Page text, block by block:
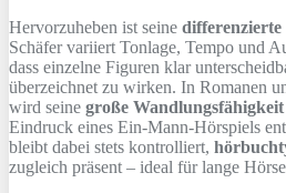
Hervorzuheben ist seine
Schäfer variiert Tonlage, Tempo und
dass einzelne Figuren klar
überzeichnet zu wirken. In Romanen
wird seine große Wandlungsfähigkeit
Eindruck eines Ein-Mann-Hörspiels
bleibt dabei stets kontrolliert,
zugleich präsent – ideal für lange